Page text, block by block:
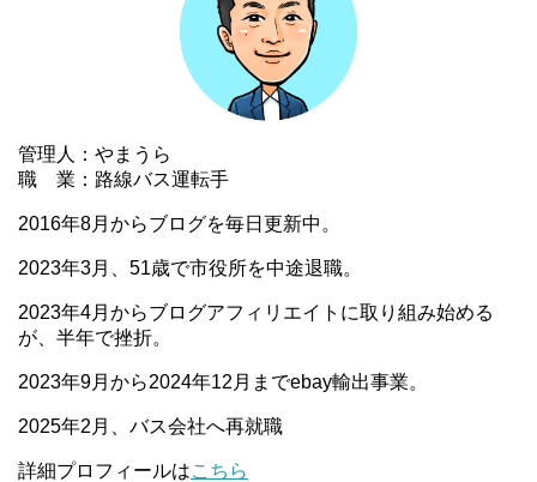
管理人：やまうら
職 業：路線バス運転手
2016年8月からブログを毎日更新中。
2023年3月、51歳で市役所を中途退職。
2023年4月からブログアフィリエイトに取り組み始める
が、半年で挫折。
2023年9月から2024年12月までebay輸出事業。
2025年2月、バス会社へ再就職
詳細プロフィールはこちら